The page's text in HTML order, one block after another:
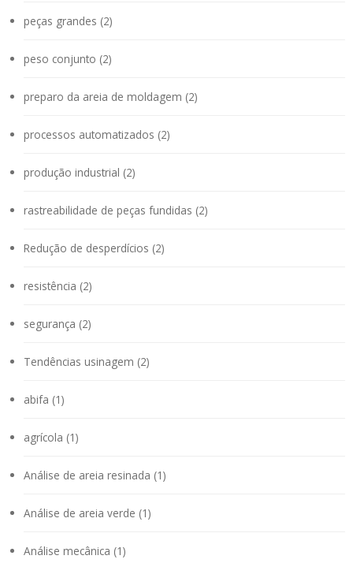
peças grandes (2)
peso conjunto (2)
preparo da areia de moldagem (2)
processos automatizados (2)
produção industrial (2)
rastreabilidade de peças fundidas (2)
Redução de desperdícios (2)
resistência (2)
segurança (2)
Tendências usinagem (2)
abifa (1)
agrícola (1)
Análise de areia resinada (1)
Análise de areia verde (1)
Análise mecânica (1)